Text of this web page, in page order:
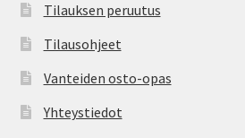
Tilauksen peruutus
Tilausohjeet
Vanteiden osto-opas
Yhteystiedot